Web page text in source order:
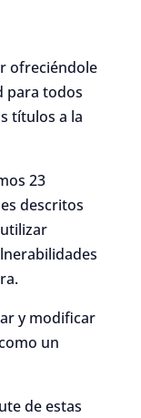
ofreciéndole
para todos
títulos a la
23
descritos
y modificar
un
de estas